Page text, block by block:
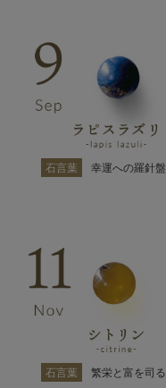
石言葉 幸運への羅針盤
石言葉 繁栄と富を司る